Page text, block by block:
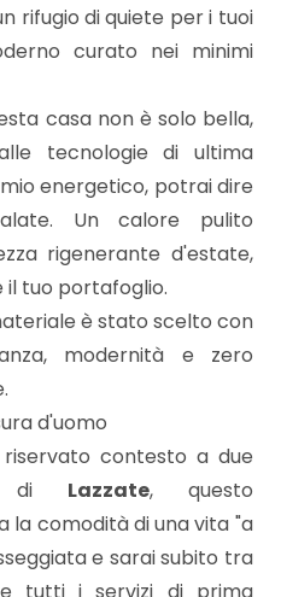
rifugio di quiete per i tuoi
curato nei minimi
casa non è solo bella,
tecnologie di ultima
energetico, potrai dire
Un calore pulito
rigenerante d'estate,
tuo portafoglio.
è stato scelto con
modernità e zero
d'uomo
contesto a due
di Lazzate, questo
la comodità di una vita "a
e sarai subito tra